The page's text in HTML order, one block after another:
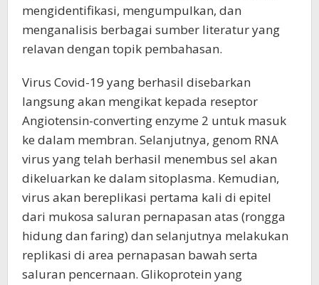
mengidentifikasi, mengumpulkan, dan
menganalisis berbagai sumber literatur yang
relavan dengan topik pembahasan.
Virus Covid-19 yang berhasil disebarkan
langsung akan mengikat kepada reseptor
Angiotensin-converting enzyme 2 untuk masuk
ke dalam membran. Selanjutnya, genom RNA
virus yang telah berhasil menembus sel akan
dikeluarkan ke dalam sitoplasma. Kemudian,
virus akan bereplikasi pertama kali di epitel
dari mukosa saluran pernapasan atas (rongga
hidung dan faring) dan selanjutnya melakukan
replikasi di area pernapasan bawah serta
saluran pencernaan. Glikoprotein yang